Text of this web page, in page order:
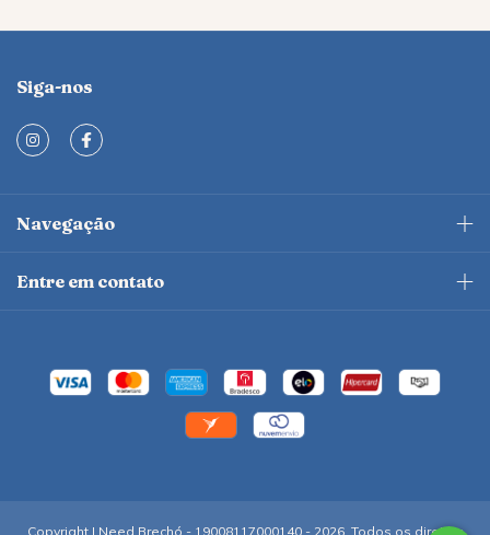
Siga-nos
Navegação
Entre em contato
Copyright I Need Brechó - 19008117000140 - 2026. Todos os direitos